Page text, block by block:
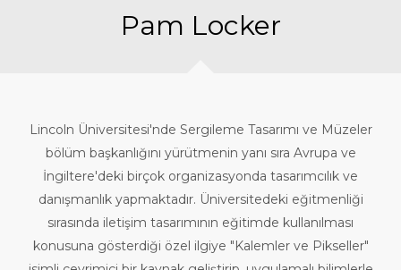
Pam Locker
Lincoln Üniversitesi'nde Sergileme Tasarımı ve Müzeler
bölüm başkanlığını yürütmenin yanı sıra Avrupa ve
İngiltere'deki birçok organizasyonda tasarımcılık ve
danışmanlık yapmaktadır. Üniversitedeki eğitmenliği
sırasında iletişim tasarımının eğitimde kullanılması
konusuna gösterdiği özel ilgiye "Kalemler ve Pikseller"